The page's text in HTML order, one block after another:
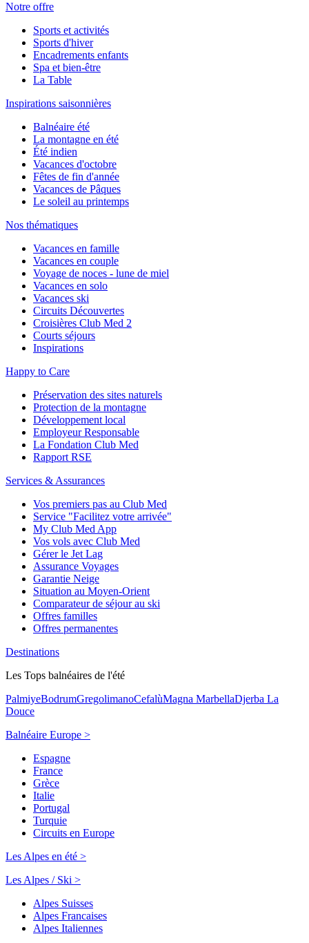
Notre offre
Sports et activités
Sports d'hiver
Encadrements enfants
Spa et bien-être
La Table
Inspirations saisonnières
Balnéaire été
La montagne en été
Été indien
Vacances d'octobre
Fêtes de fin d'année
Vacances de Pâques
Le soleil au printemps
Nos thématiques
Vacances en famille
Vacances en couple
Voyage de noces - lune de miel
Vacances en solo
Vacances ski
Circuits Découvertes
Croisières Club Med 2
Courts séjours
Inspirations
Happy to Care
Préservation des sites naturels
Protection de la montagne
Développement local
Employeur Responsable
La Fondation Club Med
Rapport RSE
Services & Assurances
Vos premiers pas au Club Med
Service "Facilitez votre arrivée"
My Club Med App
Vos vols avec Club Med
Gérer le Jet Lag
Assurance Voyages
Garantie Neige
Situation au Moyen-Orient
Comparateur de séjour au ski
Offres familles
Offres permanentes
Destinations
Les Tops balnéaires de l'été
PalmiyeBodrumGregolimanoCefalùMagna MarbellaDjerba La
Douce
Balnéaire Europe >
Espagne
France
Grèce
Italie
Portugal
Turquie
Circuits en Europe
Les Alpes en été >
Les Alpes / Ski >
Alpes Suisses
Alpes Francaises
Alpes Italiennes